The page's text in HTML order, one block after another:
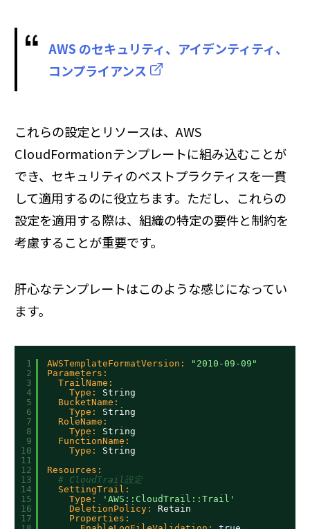
AWS のセキュリティ、アイデンティティ、
コンプライアンス
これらの設定とリソースは、AWS
CloudFormationテンプレートに組み込むことが
でき、セキュリティのベストプラクティスを一貫
して適用するのに役立ちます。ただし、これらの
設定を適用する際は、組織の特定の要件と制約を
考慮することが重要です。
肝心なテンプレートはこのような感じになってい
ます。
1
2
3
4
5
6
7
8
9
10
11
12
13
14
15
16
17
AWSTemplateFormatVersion:
"2010-09-09"
Parameters:
TrailName:
Type:
String
BucketName:
Type:
String
RoleName:
Type:
String
FunctionName:
Type:
String
Resources:
# CloudTrail設定
SettingTrail:
Type:
'AWS::CloudTrail::Trail'
DeletionPolicy:
Retain
Properties: